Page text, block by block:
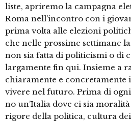
liste, apriremo la campagna
Roma nell’incontro con i
prima volta alle elezioni
che nelle prossime settimane
non sia fatta di politicismi o di
largamente fin qui. Insieme a
chiaramente e concretamente
vivere nel futuro. Prima di
no un’Italia dove ci sia
rigore della politica, cultura